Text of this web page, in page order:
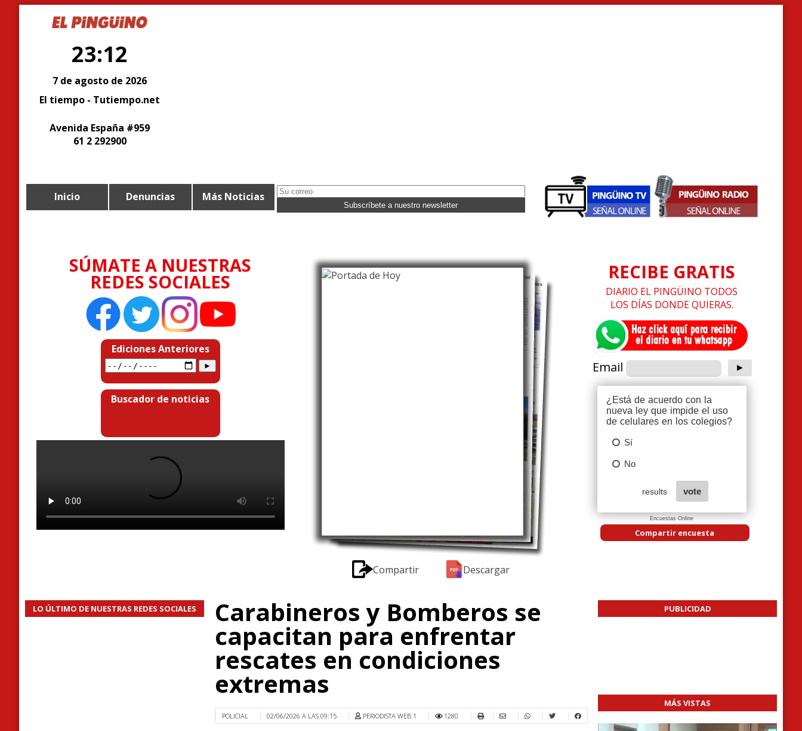
23:12
7 de agosto de 2026
El tiempo - Tutiempo.net
Avenida España #959
61 2 292900
Inicio Denuncias Más Noticias
SÚMATE A NUESTRAS
REDES SOCIALES
Ediciones Anteriores
Buscador de noticias
Compartir Descargar
RECIBE GRATIS
DIARIO EL PINGÜINO TODOS
LOS DÍAS DONDE QUIERAS.
Email
Encuestas Online
Compartir encuesta
LO ÚLTIMO DE NUESTRAS REDES SOCIALES Carabineros y Bomberos se
capacitan para enfrentar
rescates en condiciones
extremas
POLICIAL 02/06/2026 A LAS 09:15 PERIODISTA WEB 1 1280
PUBLICIDAD
MÁS VISTAS